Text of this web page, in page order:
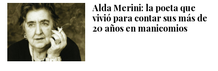
Alda Merini: la poeta que
vivió para contar sus más de
20 años en manicomios